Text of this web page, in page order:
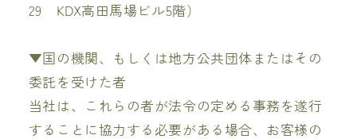
29 KDX高田馬場ビル5階）
▼国の機関、もしくは地方公共団体またはその
委託を受けた者
当社は、これらの者が法令の定める事務を遂行
することに協力する必要がある場合、お客様の